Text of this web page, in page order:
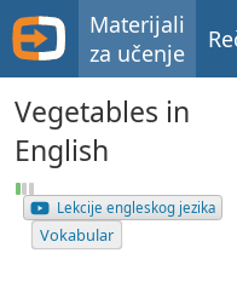
Materijali
za učenje
Vegetables in
English
Lekcije engleskog jezika
Vokabular